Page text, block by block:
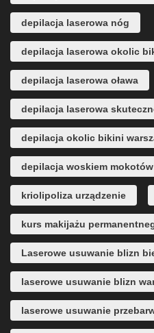
depilacja laserowa nóg
depilacja laserowa okolic
depilacja laserowa oława
depilacja laserowa
depilacja okolic bikini
depilacja woskiem mokotów
kriolipoliza urządzenie
kurs makijażu
Laserowe usuwanie blizn
laserowe usuwanie blizn
laserowe usuwanie